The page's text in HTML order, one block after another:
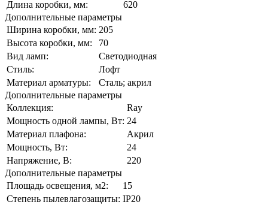
Длина коробки, мм:
620
Дополнительные параметры
Ширина коробки, мм: 205
Высота коробки, мм:
70
Вид ламп:
Светодиодная
Стиль:
Лофт
Материал арматуры:
Сталь; акрил
Дополнительные параметры
Коллекция:
Ray
Мощность одной лампы, Вт: 24
Материал плафона:
Акрил
Мощность, Вт:
24
Напряжение, В:
220
Дополнительные параметры
Площадь освещения, м2:
15
Степень пылевлагозащиты: IP20